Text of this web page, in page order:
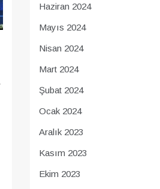
Haziran 2024
Mayıs 2024
Nisan 2024
Mart 2024
Şubat 2024
Ocak 2024
Aralık 2023
Kasım 2023
Ekim 2023